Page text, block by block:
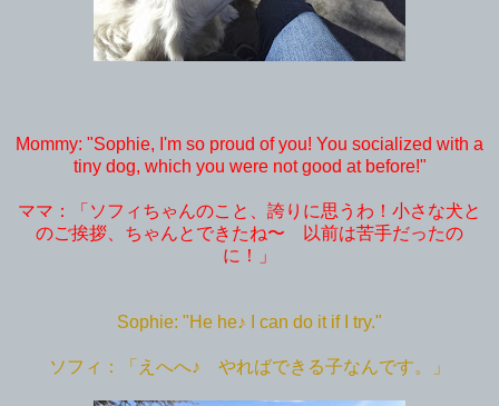
Mommy: "Sophie, I'm so proud of you! You socialized with a
tiny dog, which you were not good at before!"
ママ：「ソフィちゃんのこと、誇りに思うわ！小さな犬と
のご挨拶、ちゃんとできたね〜 以前は苦手だったの
に！」
Sophie: "He he♪ I can do it if I try."
ソフィ：「えへへ♪ やればできる子なんです。」